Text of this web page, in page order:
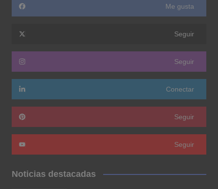
Me gusta
Seguir
Seguir
Conectar
Seguir
Seguir
Noticias destacadas